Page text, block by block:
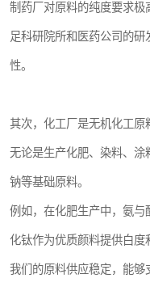
制药厂对原料的纯度要求
足科研院所和医药公司的
性。
其次，化工厂是无机化工原
无论是生产化肥、染料、
钠等基础原料。
例如，在化肥生产中，氨
化钛作为优质颜料提供白度
我们的原料供应稳定，能够